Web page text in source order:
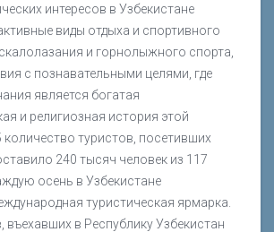
интересов в Узбекистане
виды отдыха и спортивного
и горнолыжного спорта,
с познавательными целями, где
является богатая
и религиозная история этой
количество туристов, посетивших
240 тысяч человек из 117
осень в Узбекистане
туристическая ярмарка.
въехавших в Республику Узбекистан